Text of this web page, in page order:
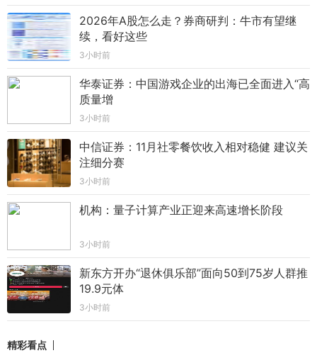
2026年A股怎么走？券商研判：牛市有望继
续，看好这些
3小时前
华泰证券：中国游戏企业的出海已全面进入“高
质量增
3小时前
中信证券：11月社零餐饮收入相对稳健 建议关
注细分赛
3小时前
机构：量子计算产业正迎来高速增长阶段
3小时前
新东方开办“退休俱乐部”面向50到75岁人群推
19.9元体
3小时前
精彩看点